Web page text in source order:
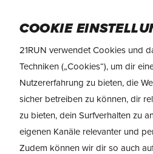
COOKIE
21RUN verwendet Cookies und
Techniken („Cookies“), um dir
Nutzererfahrung zu bieten, die
sicher betreiben zu können, dir
zu bieten, dein Surfverhalten zu
eigenen Kanäle relevanter und
Zudem können wir dir so auch